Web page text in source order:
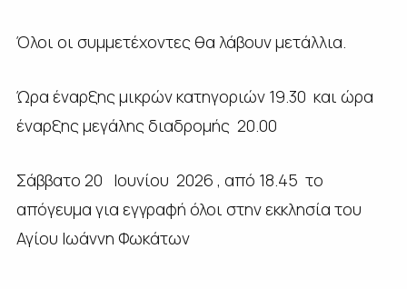
Όλοι οι συμμετέχοντες θα λάβουν μετάλλια.
Ώρα έναρξης μικρών κατηγοριών 19.30 και ώρα
έναρξης μεγάλης διαδρομής 20.00
Σάββατο 20 Ιουνίου 2026 , από 18.45 το
απόγευμα για εγγραφή όλοι στην εκκλησία του
Αγίου Ιωάννη Φωκάτων